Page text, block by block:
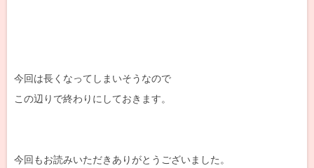
今回は長くなってしまいそうなので
この辺りで終わりにしておきます。
今回もお読みいただきありがとうございました。